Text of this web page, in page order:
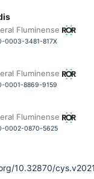
Fluminense
0003-3481-817X
Fluminense
0001-8869-9159
Fluminense
0002-0870-5625
10.32870/